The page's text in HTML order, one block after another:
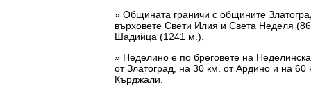
» Общината граничи с общините
върховете Свети Илия и Света Неделя
Шадийца (1241 м.).
» Неделино е по бреговете на
от Златоград, на 30 км. от Ардино и на
Кърджали.